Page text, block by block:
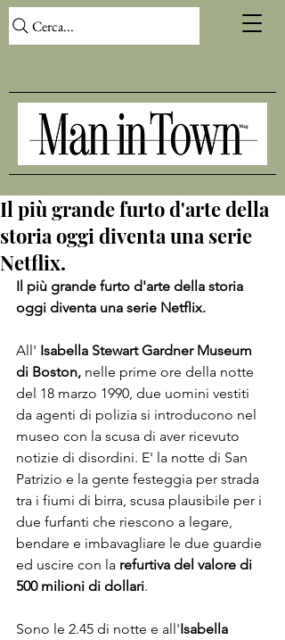
Cerca...
Il più grande furto d'arte della
storia oggi diventa una serie
Netflix.
Il più grande furto d'arte della storia
oggi diventa una serie Netflix.
All' Isabella Stewart Gardner Museum
di Boston, nelle prime ore della notte
del 18 marzo 1990, due uomini vestiti
da agenti di polizia si introducono nel
museo con la scusa di aver ricevuto
notizie di disordini. E' la notte di San
Patrizio e la gente festeggia per strada
tra i fiumi di birra, scusa plausibile per i
due furfanti che riescono a legare,
bendare e imbavagliare le due guardie
ed uscire con la refurtiva del valore di
500 milioni di dollari.
Sono le 2.45 di notte e all'Isabella